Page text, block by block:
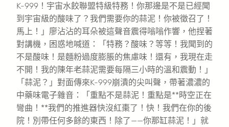
K-999！宇宙水餃聯盟特級特務！你那邊是不是已經聞
到宇宙級的酸味了？我們需要你的蒜泥！你被徵召了！
馬上！」廖沾沾的耳朵被這聲音震得嗡嗡作響，他捏著
對講機，困惑地喊道：「特務？酸味？等等！我聞到的
不是酸味！是麵粉過度膨脹的焦慮味！還有，我現在走
不開！我的陳年老蒜泥需要每隔三小時的溫和震動！」
「蒜泥？」對面傳來K-999崩潰的尖叫聲，帶著濃濃的
中藥味電子雜音：「重點不是蒜泥！重點是**時空正在
彎曲！**我們的推進器快沒紅棗了！快！我們在你的後
院！別帶任何多餘的東西！除了——你那缸蒜泥！」就